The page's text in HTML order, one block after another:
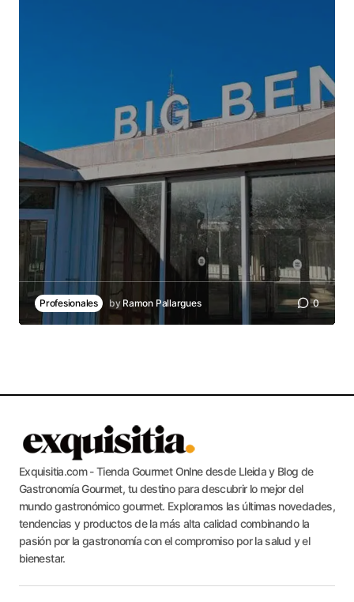
Profesionales by Ramon Pallargues 0
Exquisitia.com - Tienda Gourmet Onlne desde Lleida y Blog de
Gastronomía Gourmet, tu destino para descubrir lo mejor del
mundo gastronómico gourmet. Exploramos las últimas novedades,
tendencias y productos de la más alta calidad combinando la
pasión por la gastronomía con el compromiso por la salud y el
bienestar.